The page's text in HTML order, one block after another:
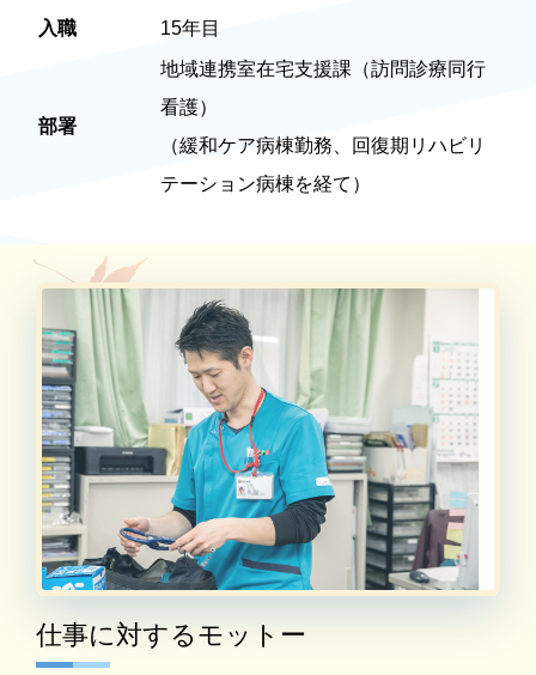
入職
15年目
部署
地域連携室在宅支援課（訪問診療同行
看護）
（緩和ケア病棟勤務、回復期リハビリ
テーション病棟を経て）
仕事に対するモットー